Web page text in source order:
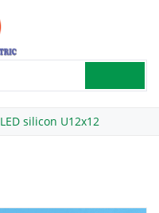
LED silicon U12x12